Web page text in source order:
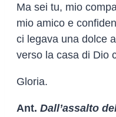
Ma sei tu, mio
mio amico e
ci legava una dolce
verso la casa di Dio
Gloria.
Ant. Dall’assalto